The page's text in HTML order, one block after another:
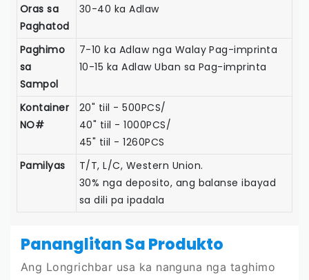
Oras sa
Paghatod
30-40 ka Adlaw
Paghimo
sa
Sampol
7-10 ka Adlaw nga Walay Pag-imprinta
10-15 ka Adlaw Uban sa Pag-imprinta
Kontainer
NO#
20" tiil - 500PCS/
40" tiil - 1000PCS/
45" tiil - 1260PCS
Pamilyas
T/T, L/C, Western Union.
30% nga deposito, ang balanse ibayad
sa dili pa ipadala
Pananglitan Sa Produkto
Ang Longrichbar usa ka nanguna nga taghimo